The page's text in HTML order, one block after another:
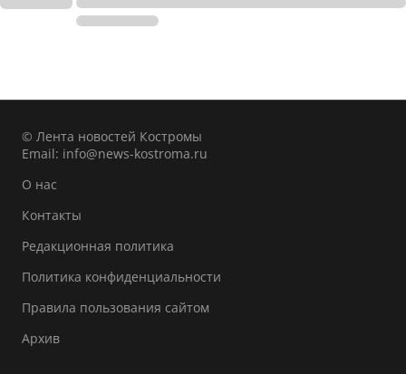
© Лента новостей Костромы
Email: info@news-kostroma.ru
О нас
Контакты
Редакционная политика
Политика конфиденциальности
Правила пользования сайтом
Архив